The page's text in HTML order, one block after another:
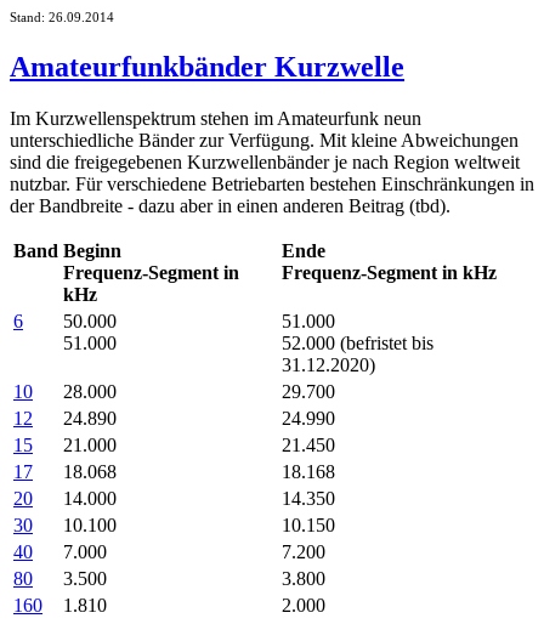
Stand: 26.09.2014
Amateurfunkbänder Kurzwelle
Im Kurzwellenspektrum stehen im Amateurfunk neun
unterschiedliche Bänder zur Verfügung. Mit kleine Abweichungen
sind die freigegebenen Kurzwellenbänder je nach Region weltweit
nutzbar. Für verschiedene Betriebarten bestehen Einschränkungen in
der Bandbreite - dazu aber in einen anderen Beitrag (tbd).
Band Beginn
Frequenz-Segment in
kHz
Ende
Frequenz-Segment in kHz
6
50.000
51.000
51.000
52.000 (befristet bis
31.12.2020)
10
28.000
29.700
12
24.890
24.990
15
21.000
21.450
17
18.068
18.168
20
14.000
14.350
30
10.100
10.150
40
7.000
7.200
80
3.500
3.800
160
1.810 2.000